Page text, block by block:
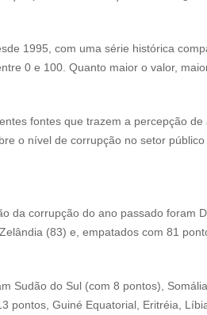
1995, com uma série histórica
0 e 100. Quanto maior o valor,
fontes que trazem a percepção de
o nível de corrupção no setor
da corrupção do ano passado foram
(83) e, empatados com 81
Sudão do Sul (com 8 pontos), Somália
pontos, Guiné Equatorial, Eritréia,